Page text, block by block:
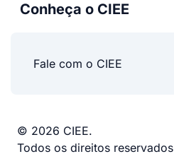
Conheça o CIEE
Fale com o CIEE
© 2026 CIEE.
Todos os direitos reservados